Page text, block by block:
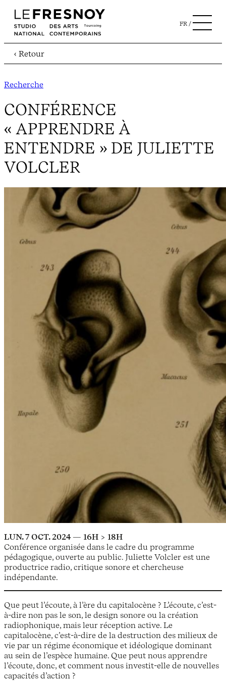
FR
‹ Retour
Recherche
CONFÉRENCE
« APPRENDRE À
ENTENDRE » DE JULIETTE
VOLCLER
LUN. 7 OCT. 2024 — 16H > 18H
Conférence organisée dans le cadre du programme
pédagogique, ouverte au public. Juliette Volcler est une
productrice radio, critique sonore et chercheuse
indépendante.
Que peut l’écoute, à l’ère du capitalocène ? L’écoute, c’est-
à-dire non pas le son, le design sonore ou la création
radiophonique, mais leur réception active. Le
capitalocène, c’est-à-dire de la destruction des milieux de
vie par un régime économique et idéologique dominant
au sein de l’espèce humaine. Que peut nous apprendre
l’écoute, donc, et comment nous investit-elle de nouvelles
capacités d’action ?